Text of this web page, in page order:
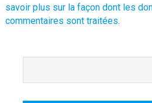
savoir plus sur la façon dont les
commentaires sont traitées.